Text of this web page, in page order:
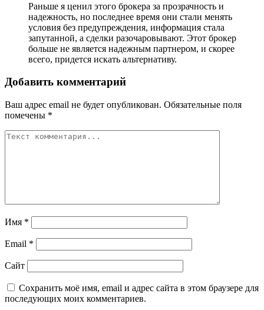
Раньше я ценил этого брокера за прозрачность и
надежность, но последнее время они стали менять
условия без предупреждения, информация стала
запутанной, а сделки разочаровывают. Этот брокер
больше не является надежным партнером, и скорее
всего, придется искать альтернативу.
Добавить комментарий
Ваш адрес email не будет опубликован. Обязательные поля
помечены *
Имя *
Email *
Сайт
Сохранить моё имя, email и адрес сайта в этом браузере для
последующих моих комментариев.